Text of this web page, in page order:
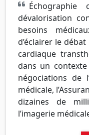
Échographie
dévalorisation
besoins
d’éclairer le
cardiaque
dans un
négociations de
médicale,
dizaines de
l’imagerie